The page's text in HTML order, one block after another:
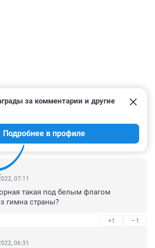
22
за комментарии и другие
Подробнее в профиле
07:11
такая под белым флагом
гимна страны?
+1 –1
06:31